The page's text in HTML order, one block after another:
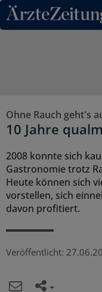
Direkt zum
Ohne Rauch geht's
10 Jahre
2008 konnte sich
Gastronomie trotz
Heute können sich
vorstellen, sich
davon profitiert.
Veröffentlicht: